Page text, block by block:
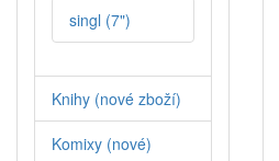
singl (7")
Knihy (nové zboží)
Komixy (nové)